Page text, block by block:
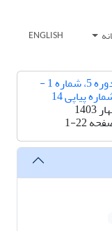
ENGLISH
دوره 5، شماره 1 -
پیاپی 14
1403
1-22